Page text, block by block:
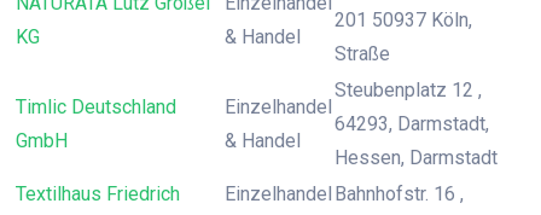
KG
& Handel
201 50937 Köln,
Straße
Timlic Deutschland
GmbH
Einzelhandel
& Handel
Steubenplatz 12 ,
64293, Darmstadt,
Hessen, Darmstadt
Textilhaus Friedrich
Einzelhandel Bahnhofstr. 16 ,